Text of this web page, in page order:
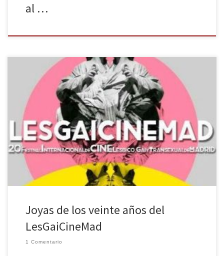
al …
Desde el pasado 29 de Octubre y hasta el próximo 15 de
Noviembre se celebra en Madrid el 20 Festival Internacional de
Cine Lésbico, Gay y Transexual de Madrid. Un gran logro llegar a
esta edición y mantenerse como uno de los cuatro festivales de
cine que siguen con vida […]
Joyas de los veinte años del
LesGaiCineMad
1 Comentario